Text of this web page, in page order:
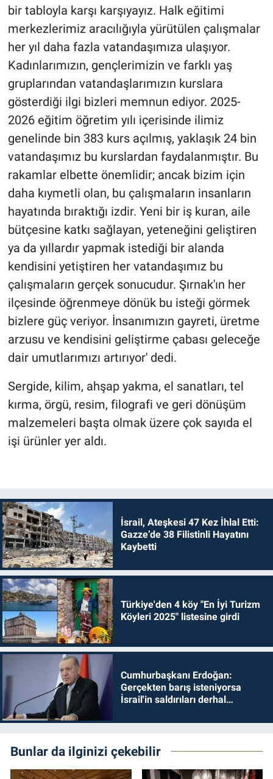
bir tabloyla karşı karşıyayız. Halk eğitimi
merkezlerimiz aracılığıyla yürütülen çalışmalar
her yıl daha fazla vatandaşımıza ulaşıyor.
Kadınlarımızın, gençlerimizin ve farklı yaş
gruplarından vatandaşlarımızın kurslara
gösterdiği ilgi bizleri memnun ediyor. 2025-
2026 eğitim öğretim yılı içerisinde ilimiz
genelinde bin 383 kurs açılmış, yaklaşık 24 bin
vatandaşımız bu kurslardan faydalanmıştır. Bu
rakamlar elbette önemlidir; ancak bizim için
daha kıymetli olan, bu çalışmaların insanların
hayatında bıraktığı izdir. Yeni bir iş kuran, aile
bütçesine katkı sağlayan, yeteneğini geliştiren
ya da yıllardır yapmak istediği bir alanda
kendisini yetiştiren her vatandaşımız bu
çalışmaların gerçek sonucudur. Şırnak'ın her
ilçesinde öğrenmeye dönük bu isteği görmek
bizlere güç veriyor. İnsanımızın gayreti, üretme
arzusu ve kendisini geliştirme çabası geleceğe
dair umutlarımızı artırıyor' dedi.
Sergide, kilim, ahşap yakma, el sanatları, tel
kırma, örgü, resim, filografi ve geri dönüşüm
malzemeleri başta olmak üzere çok sayıda el
işi ürünler yer aldı.
İsrail, Ateşkesi 47 Kez İhlal Etti:
Gazze’de 38 Filistinli Hayatını
Kaybetti
Türkiye'den 4 köy "En İyi Turizm
Köyleri 2025" listesine girdi
Cumhurbaşkanı Erdoğan:
Gerçekten barış isteniyorsa
İsrail'in saldırıları derhal
Bunlar da ilginizi çekebilir